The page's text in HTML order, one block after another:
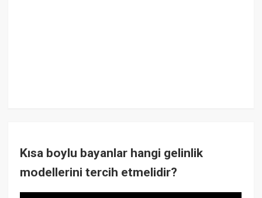
Kısa boylu bayanlar hangi gelinlik
modellerini tercih etmelidir?